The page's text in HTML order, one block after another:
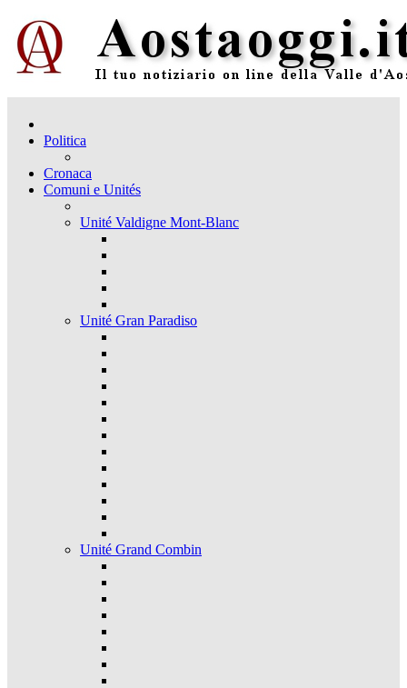
Politica
Cronaca
Comuni e Unités
Unité Valdigne Mont-Blanc
Unité Gran Paradiso
Unité Grand Combin